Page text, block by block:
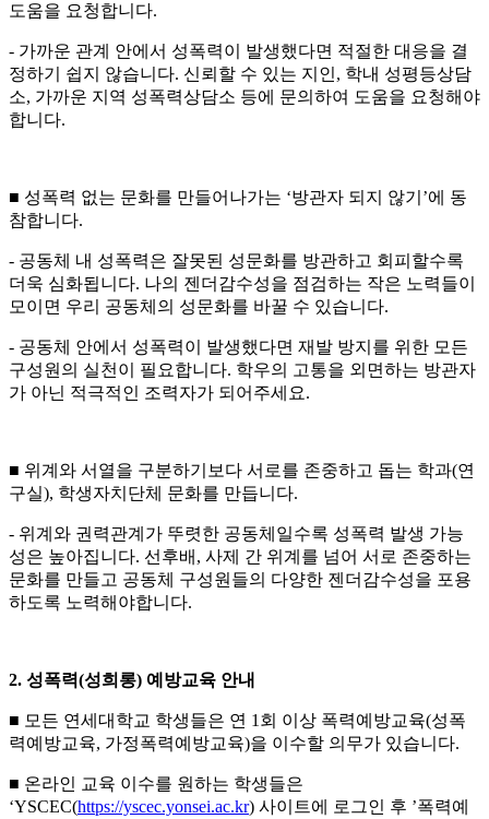
도움을 요청합니다.
- 가까운 관계 안에서 성폭력이 발생했다면 적절한 대응을 결
정하기 쉽지 않습니다. 신뢰할 수 있는 지인, 학내 성평등상담
소, 가까운 지역 성폭력상담소 등에 문의하여 도움을 요청해야
합니다.
■ 성폭력 없는 문화를 만들어나가는 ‘방관자 되지 않기’에 동
참합니다.
- 공동체 내 성폭력은 잘못된 성문화를 방관하고 회피할수록
더욱 심화됩니다. 나의 젠더감수성을 점검하는 작은 노력들이
모이면 우리 공동체의 성문화를 바꿀 수 있습니다.
- 공동체 안에서 성폭력이 발생했다면 재발 방지를 위한 모든
구성원의 실천이 필요합니다. 학우의 고통을 외면하는 방관자
가 아닌 적극적인 조력자가 되어주세요.
■ 위계와 서열을 구분하기보다 서로를 존중하고 돕는 학과(연
구실), 학생자치단체 문화를 만듭니다.
- 위계와 권력관계가 뚜렷한 공동체일수록 성폭력 발생 가능
성은 높아집니다. 선후배, 사제 간 위계를 넘어 서로 존중하는
문화를 만들고 공동체 구성원들의 다양한 젠더감수성을 포용
하도록 노력해야합니다.
2. 성폭력(성희롱) 예방교육 안내
■ 모든 연세대학교 학생들은 연 1회 이상 폭력예방교육(성폭
력예방교육, 가정폭력예방교육)을 이수할 의무가 있습니다.
■ 온라인 교육 이수를 원하는 학생들은
‘YSCEC(https://yscec.yonsei.ac.kr) 사이트에 로그인 후 ’폭력예